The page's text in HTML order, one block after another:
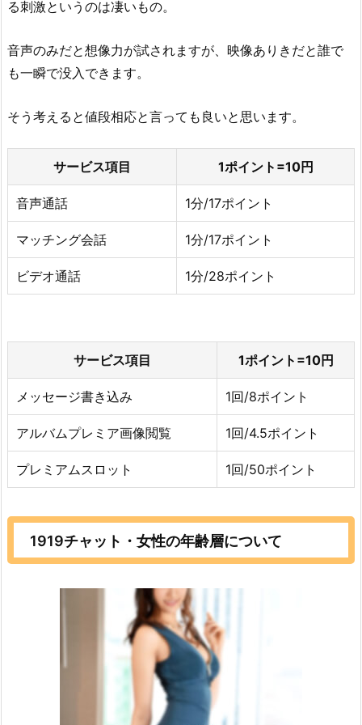
る刺激というのは凄いもの。
音声のみだと想像力が試されますが、映像ありきだと誰で
も一瞬で没入できます。
そう考えると値段相応と言っても良いと思います。
サービス項目 1ポイント=10円
音声通話 1分/17ポイント
マッチング会話 1分/17ポイント
ビデオ通話 1分/28ポイント
サービス項目 1ポイント=10円
メッセージ書き込み 1回/8ポイント
アルバムプレミア画像閲覧 1回/4.5ポイント
プレミアムスロット 1回/50ポイント
1919チャット・女性の年齢層について